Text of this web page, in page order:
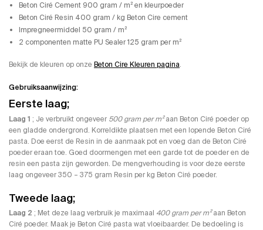
Beton Ciré Cement 900 gram / m² en kleurpoeder
Beton Ciré Resin 400 gram / kg Beton Cire cement
Impregneermiddel 50 gram / m²
2 componenten matte PU Sealer 125 gram per m²
Bekijk de kleuren op onze Beton Cire Kleuren pagina.
Gebruiksaanwijzing:
Eerste laag;
Laag 1 ; Je verbruikt ongeveer 500 gram per m²aan Beton Ciré poeder op
een gladde ondergrond. Korreldikte plaatsen met een lopende Beton Ciré
pasta. Doe eerst de Resin in de aanmaak pot en voeg dan de Beton Ciré
poeder eraan toe. Goed doormengen met een garde tot de poeder en de
resin een pasta zijn geworden. De mengverhouding is voor deze eerste
laag ongeveer 350 – 375 gram Resin per kg Beton Ciré poeder.
Tweede laag;
Laag 2 ; Met deze laag verbruik je maximaal 400 gram per m²aan Beton
Ciré poeder. Maak je Beton Ciré pasta wat vloeibaarder. De bedoeling is